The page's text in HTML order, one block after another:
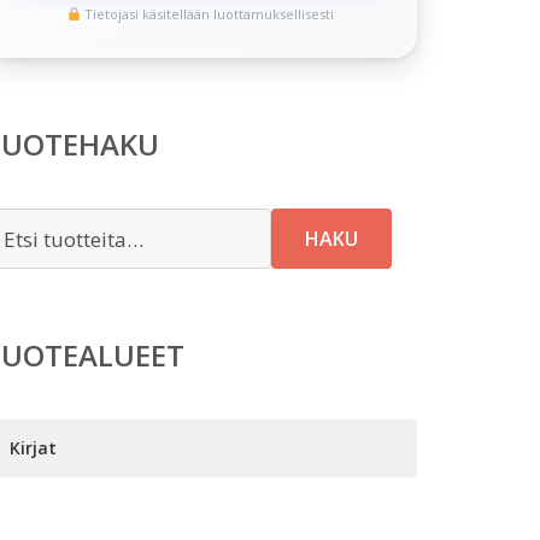
Tietojasi käsitellään luottamuksellisesti
HAKU
Kirjat